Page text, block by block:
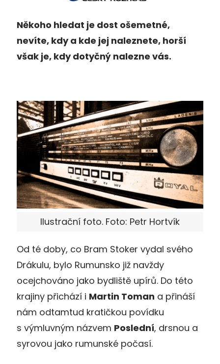
Někoho hledat je dost ošemetné,
nevíte, kdy a kde jej naleznete, horší
však je, kdy dotyčný nalezne vás.
Ilustrační foto. Foto: Petr Hortvík
Od té doby, co Bram Stoker vydal svého
Drákulu, bylo Rumunsko již navždy
ocejchováno jako bydliště upírů. Do této
krajiny přichází i Martin Toman a přináší
nám odtamtud kratičkou povídku
s výmluvným názvem Poslední, drsnou a
syrovou jako rumunské počasí.